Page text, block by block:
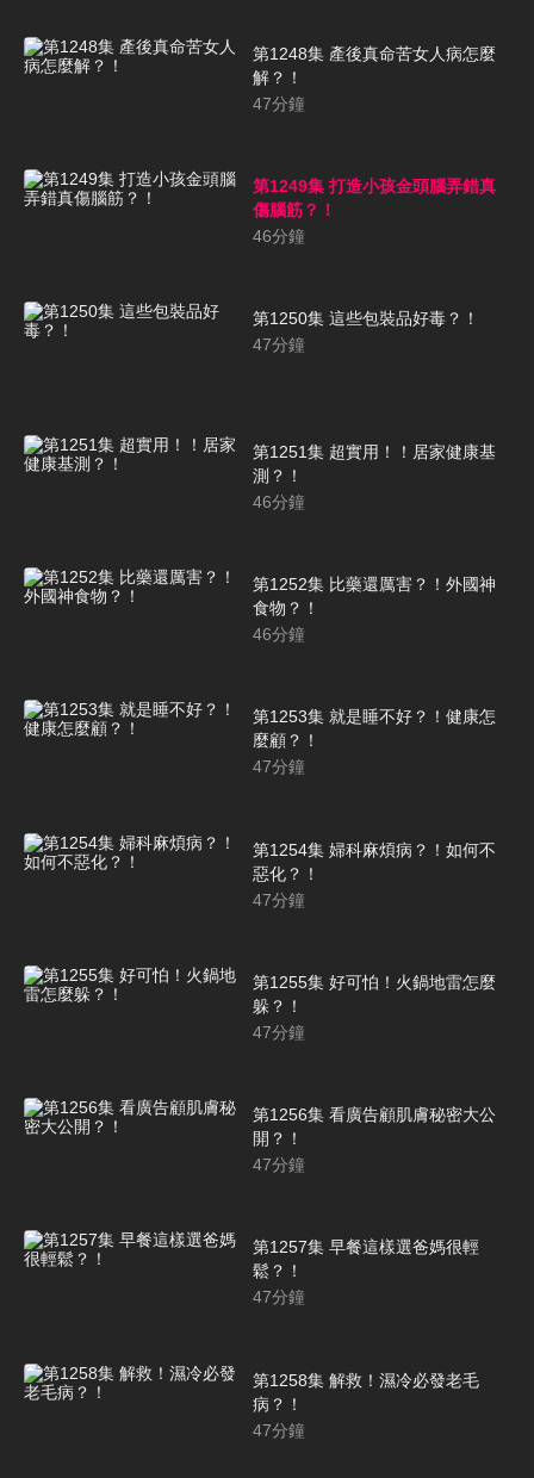
第1248集 產後真命苦女人病怎麼
解？！
47分鐘
第1249集 打造小孩金頭腦弄錯真
傷腦筋？！
46分鐘
第1250集 這些包裝品好毒？！
47分鐘
第1251集 超實用！！居家健康基
測？！
46分鐘
第1252集 比藥還厲害？！外國神
食物？！
46分鐘
第1253集 就是睡不好？！健康怎
麼顧？！
47分鐘
第1254集 婦科麻煩病？！如何不
惡化？！
47分鐘
第1255集 好可怕！火鍋地雷怎麼
躲？！
47分鐘
第1256集 看廣告顧肌膚秘密大公
開？！
47分鐘
第1257集 早餐這樣選爸媽很輕
鬆？！
47分鐘
第1258集 解救！濕冷必發老毛
病？！
47分鐘